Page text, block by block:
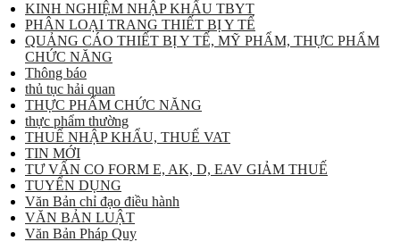
KINH NGHIỆM NHẬP KHẨU TBYT
PHÂN LOẠI TRANG THIẾT BỊ Y TẾ
QUẢNG CÁO THIẾT BỊ Y TẾ, MỸ PHẨM, THỰC PHẨM
CHỨC NĂNG
Thông báo
thủ tục hải quan
THỰC PHẨM CHỨC NĂNG
thực phẩm thường
THUẾ NHẬP KHẨU, THUẾ VAT
TIN MỚI
TƯ VẤN CO FORM E, AK, D, EAV GIẢM THUẾ
TUYỂN DỤNG
Văn Bản chỉ đạo điều hành
VĂN BẢN LUẬT
Văn Bản Pháp Quy